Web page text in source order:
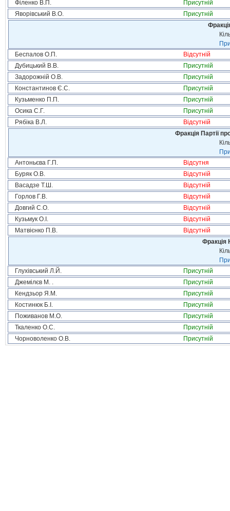
Філенко В.П.
Присутній
Яворівський В.О.
Присутній
Беспалов О.П.
Відсутній
Дубицький В.В.
Присутній
Задорожній О.В.
Присутній
Константинов Є.С.
Присутній
Кузьменко П.П.
Присутній
Осика С.Г.
Присутній
Рябіка В.Л.
Відсутній
Фракція Партії
Антоньєва Г.П.
Відсутня
Буряк О.В.
Відсутній
Васадзе Т.Ш.
Відсутній
Горлов Г.В.
Відсутній
Довгий С.О.
Відсутній
Кузьмук О.І.
Відсутній
Матвієнко П.В.
Відсутній
Фракція
Глухівський Л.Й.
Присутній
Джемілєв М. .
Присутній
Кендзьор Я.М.
Присутній
Костинюк Б.І.
Присутній
Поживанов М.О.
Присутній
Ткаленко О.С.
Присутній
Чорноволенко О.В.
Присутній